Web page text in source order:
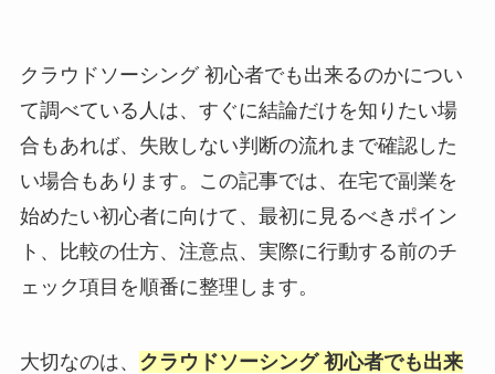
クラウドソーシング 初心者でも出来るのかについ
て調べている人は、すぐに結論だけを知りたい場
合もあれば、失敗しない判断の流れまで確認した
い場合もあります。この記事では、在宅で副業を
始めたい初心者に向けて、最初に見るべきポイン
ト、比較の仕方、注意点、実際に行動する前のチ
ェック項目を順番に整理します。
大切なのは、 クラウドソーシング 初心者でも出来